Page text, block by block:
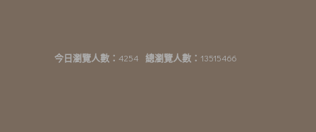
今日瀏覽人數： 4254 總瀏覽人數： 13515466